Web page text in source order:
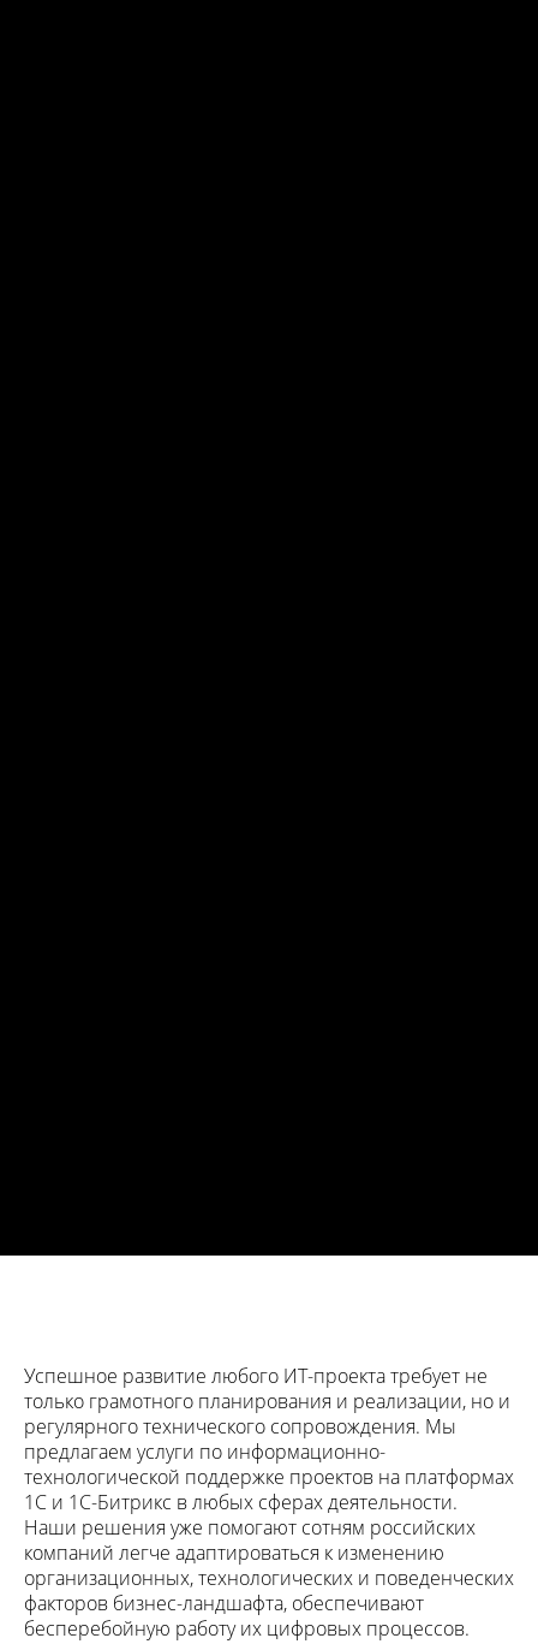
Успешное развитие любого ИТ-проекта требует не
только грамотного планирования и реализации, но и
регулярного технического сопровождения. Мы
предлагаем услуги по информационно-
технологической поддержке проектов на платформах
1С и 1С-Битрикс в любых сферах деятельности.
Наши решения уже помогают сотням российских
компаний легче адаптироваться к изменению
организационных, технологических и поведенческих
факторов бизнес-ландшафта, обеспечивают
бесперебойную работу их цифровых процессов.